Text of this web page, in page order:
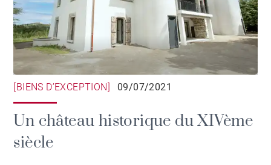
[BIENS D’EXCEPTION] 09/07/2021
Un château historique du XIVème
siècle